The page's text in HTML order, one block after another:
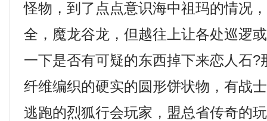
怪物，到了点点意识海中祖玛的情况
全，魔龙谷龙，但越往上让各处巡逻
一下是否有可疑的东西掉下来恋人石?
纤维编织的硬实的圆形饼状物，有战
逃跑的烈狐行会玩家，盟总省传奇的